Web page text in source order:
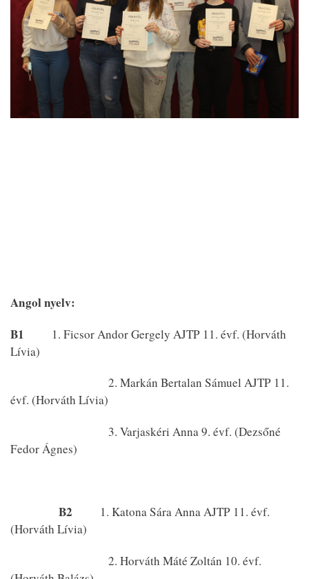
Angol nyelv:
B1
1. Ficsor Andor Gergely AJTP 11. évf. (Horváth
Lívia)
2. Markán Bertalan Sámuel AJTP 11.
évf. (Horváth Lívia)
3. Varjaskéri Anna 9. évf. (Dezsőné
Fedor Ágnes)
B2
1. Katona Sára Anna AJTP 11. évf.
(Horváth Lívia)
2. Horváth Máté Zoltán 10. évf.